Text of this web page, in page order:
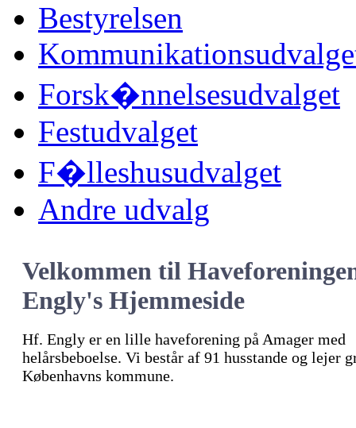
Bestyrelsen
Forsk�nnelsesudvalget
Festudvalget
F�lleshusudvalget
Andre udvalg
Velkommen til
Engly's Hjemmeside
Hf. Engly er en lille haveforening på Amager med
helårsbeboelse. Vi består af 91 husstande og lejer
Københavns kommune.